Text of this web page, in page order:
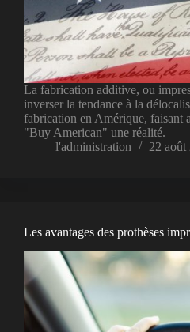
La fabrication additive, ou
inverser la tendance à la
fabrication en Amérique, faisant
"Buy American" une réalité.
l'administration
22 août
Les avantages des prothèses